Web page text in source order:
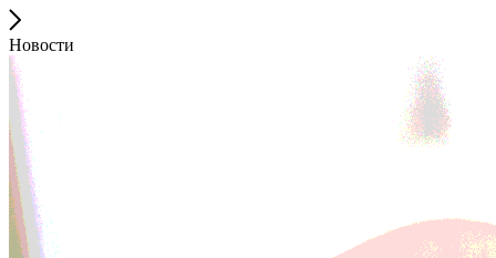
Новости